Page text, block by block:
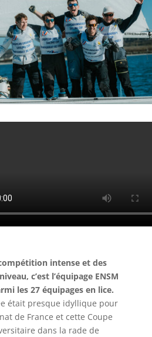
intense et des
c’est l’équipage ENSM
les 27 équipages en lice.
était presque idyllique pour
de France et cette Coupe
dans la rade de